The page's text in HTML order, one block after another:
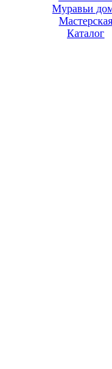
Муравьи
Мастерская
Каталог